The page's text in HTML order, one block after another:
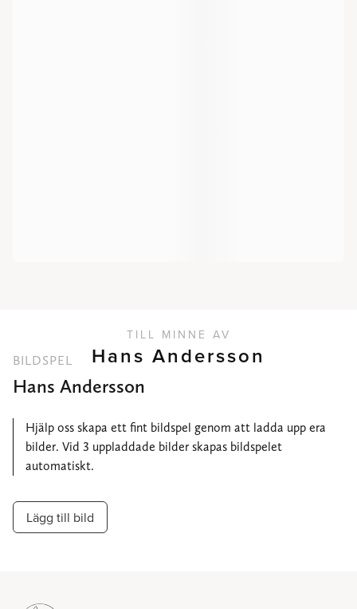
TILL MINNE AV
Hans Andersson
BILDSPEL
Hans Andersson
Hjälp oss skapa ett fint bildspel genom att ladda upp era
bilder. Vid 3 uppladdade bilder skapas bildspelet
automatiskt.
Lägg till bild